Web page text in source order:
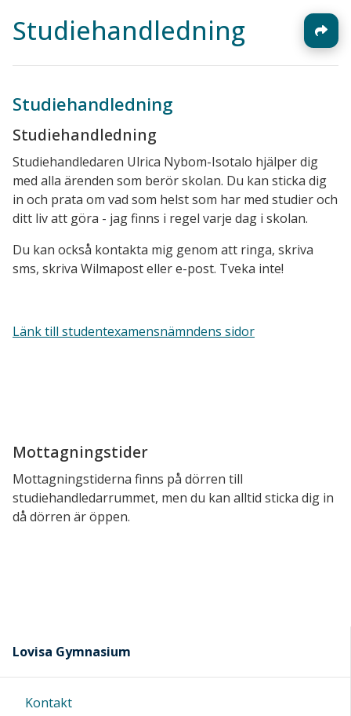
Studiehandledning
Studiehandledning
Studiehandledning
Studiehandledaren Ulrica Nybom-Isotalo hjälper dig
med alla ärenden som berör skolan. Du kan sticka dig
in och prata om vad som helst som har med studier och
ditt liv att göra - jag finns i regel varje dag i skolan.
Du kan också kontakta mig genom att ringa, skriva
sms, skriva Wilmapost eller e-post. Tveka inte!
Länk till studentexamensnämndens sidor
Mottagningstider
Mottagningstiderna finns på dörren till
studiehandledarrummet, men du kan alltid sticka dig in
då dörren är öppen.
Lovisa Gymnasium
Kontakt